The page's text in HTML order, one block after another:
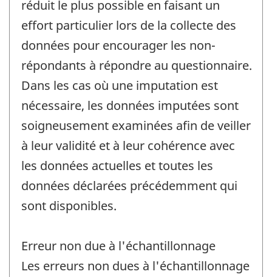
réduit le plus possible en faisant un
effort particulier lors de la collecte des
données pour encourager les non-
répondants à répondre au questionnaire.
Dans les cas où une imputation est
nécessaire, les données imputées sont
soigneusement examinées afin de veiller
à leur validité et à leur cohérence avec
les données actuelles et toutes les
données déclarées précédemment qui
sont disponibles.
Erreur non due à l'échantillonnage
Les erreurs non dues à l'échantillonnage